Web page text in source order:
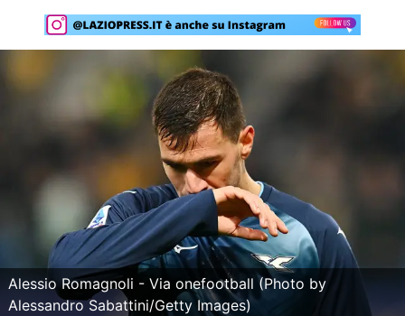
Rassegna Lazio
Social
Calcio
Serie A
Champions League
Europa League
Altri Sport
Formula 1
Alessio Romagnoli - Via onefootball (Photo by
Alessandro Sabattini/Getty Images)